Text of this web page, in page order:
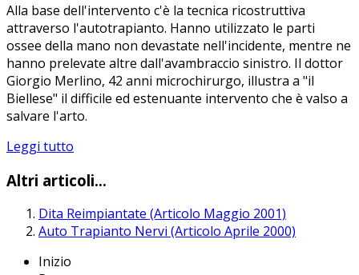
Alla base dell'intervento c'è la tecnica ricostruttiva
attraverso l'autotrapianto. Hanno utilizzato le parti
ossee della mano non devastate nell'incidente, mentre ne
hanno prelevate altre dall'avambraccio sinistro. Il dottor
Giorgio Merlino, 42 anni microchirurgo, illustra a "il
Biellese" il difficile ed estenuante intervento che è valso a
salvare l'arto.
Leggi tutto
Altri articoli...
Dita Reimpiantate (Articolo Maggio 2001)
Auto Trapianto Nervi (Articolo Aprile 2000)
Inizio